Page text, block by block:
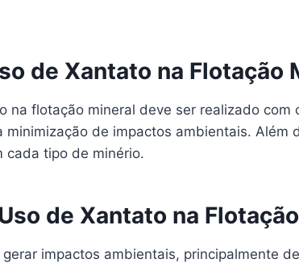
de Xantato na Flotação
na flotação mineral deve ser realizado
de impactos ambientais.
cada tipo de minério.
de Xantato na
impactos ambientais, principalmente